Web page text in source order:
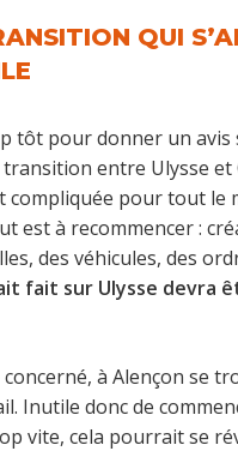
QUI
tôt pour donner un avis
entre Ulysse et
compliquée pour tout le
est à recommencer :
des véhicules, des
fait sur Ulysse devra
concerné, à Alençon se
Inutile donc de
vite, cela pourrait se